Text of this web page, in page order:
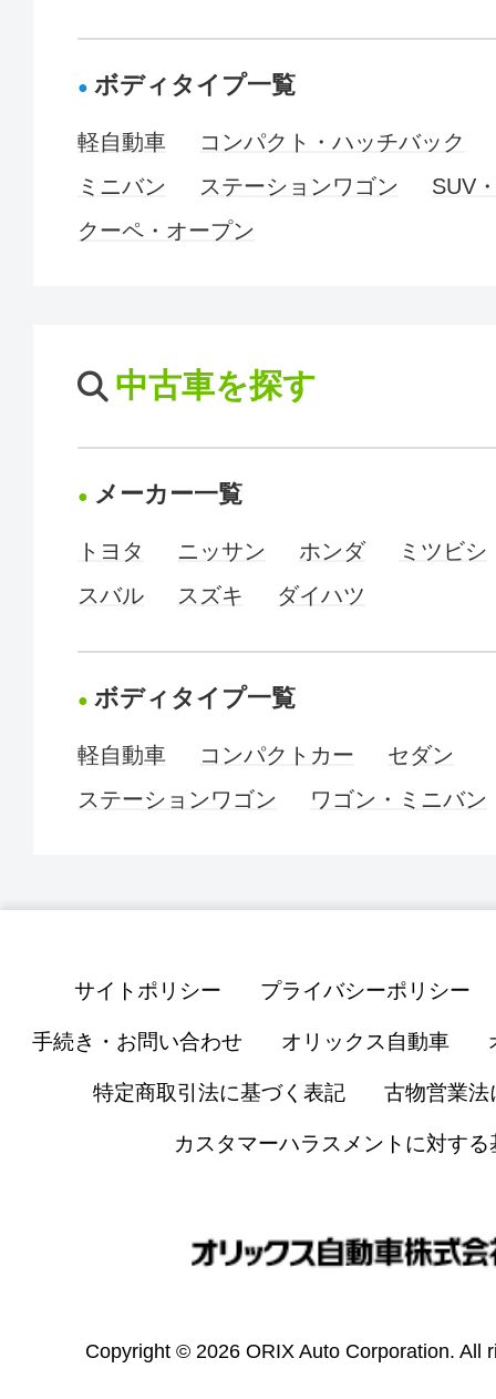
ボディタイプ一覧
軽自動車
コンパクト・ハッチバック
ミニバン
ステーションワゴン
SUV
クーペ・オープン
中古車を探す
メーカー一覧
トヨタ ニッサン ホンダ
ミツビシ
スバル
スズキ ダイハツ
ボディタイプ一覧
軽自動車 コンパクトカー
セダン
ステーションワゴン
ワゴン・ミニバン
サイトポリシー プライバシーポリシー
手続き・お問い合わせ オリックス自動車
特定商取引法に基づく表記 古物営業法
カスタマーハラスメントに対する
Copyright © 2026 ORIX Auto Corporation. All